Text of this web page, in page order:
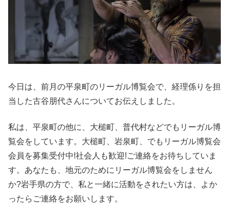
今日は、前月の平泉町のリーガル博覧会で、経理係りを担
当した古谷朋代さんについてお伝えしました。
私は、平泉町の他に、大槌町、普代村などでもリーガル博
覧会をしています。大槌町、岩泉町、でもリーガル博覧会
会員を募集受付中!社会人も歓迎!ご連絡をお待ちしていま
す。あなたも、地元のためにリーガル博覧会をしません
か?岩手県の方で、私と一緒に活動をされたい方は、よか
ったらご連絡をお願いします。